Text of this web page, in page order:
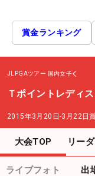
賞金ランキング
JLPGAツアー 国内女子
Ｔポイントレディ
2015年3月20日-3月22日
大会TOP リー
ライブフォト 出